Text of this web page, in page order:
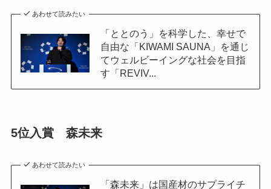
あわせて読みたい
「ととのう」を科学した、幸せで
自由な「KIWAMI SAUNA」を通じ
てウェルビーイングな社会を目指
す「REVIV...
5位入賞 森未来
あわせて読みたい
「森未来」は国産材のサプライチ